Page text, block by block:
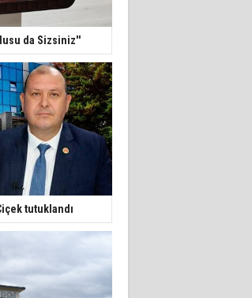
da Sizsiniz''
tutuklandı